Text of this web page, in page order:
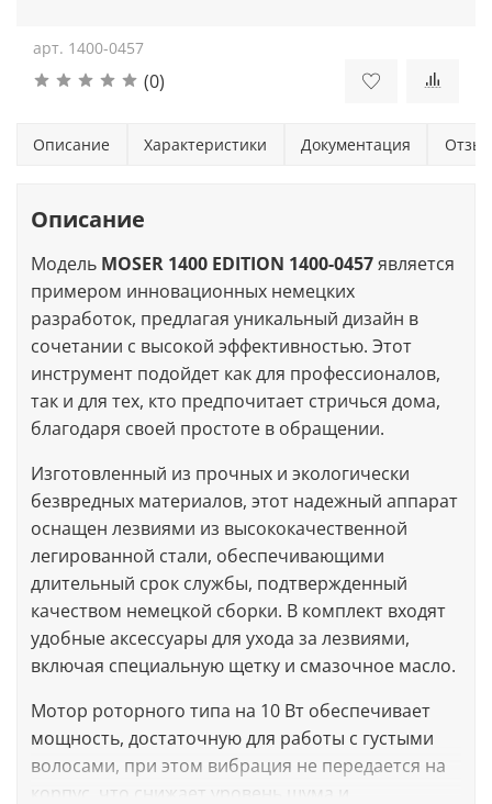
арт. 1400-0457
(0)
Описание Характеристики Документация
Описание
Модель MOSER 1400 EDITION 1400-0457является
примером инновационных немецких
разработок, предлагая уникальный дизайн в
сочетании с высокой эффективностью. Этот
инструмент подойдет как для профессионалов,
так и для тех, кто предпочитает стричься дома,
благодаря своей простоте в обращении.
Изготовленный из прочных и экологически
безвредных материалов, этот надежный аппарат
оснащен лезвиями из высококачественной
легированной стали, обеспечивающими
длительный срок службы, подтвержденный
качеством немецкой сборки. В комплект входят
удобные аксессуары для ухода за лезвиями,
включая специальную щетку и смазочное масло.
Мотор роторного типа на 10 Вт обеспечивает
мощность, достаточную для работы с густыми
волосами, при этом вибрация не передается на
корпус, что снижает уровень шума и